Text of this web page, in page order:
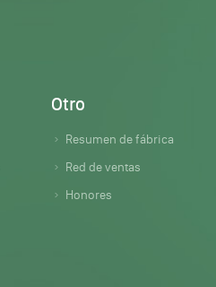
Otro
Resumen de fábrica
Red de ventas
Honores